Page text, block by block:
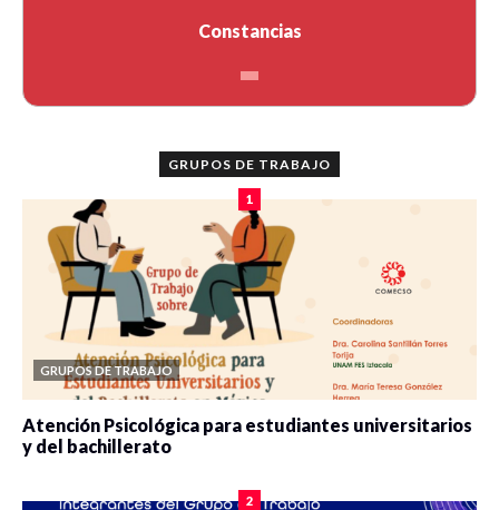
Constancias
GRUPOS DE TRABAJO
1
GRUPOS DE TRABAJO
Atención Psicológica para estudiantes universitarios
y del bachillerato
2